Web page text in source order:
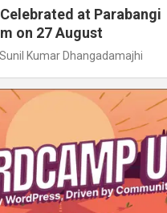
at Parabangi
on 27 August
Sunil Kumar Dhangadamajhi